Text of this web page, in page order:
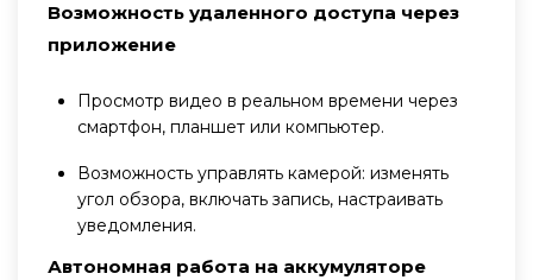
Возможность удаленного доступа через
приложение
Просмотр видео в реальном времени через
смартфон, планшет или компьютер.
Возможность управлять камерой: изменять
угол обзора, включать запись, настраивать
уведомления.
Автономная работа на аккумуляторе